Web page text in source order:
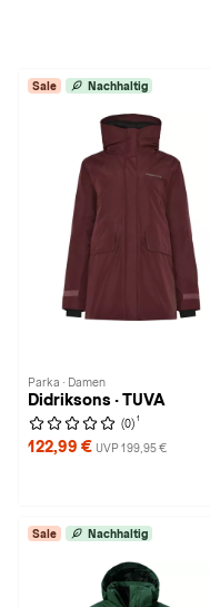
Sale Nachhaltig
Parka · Damen
Didriksons · TUVA
(0) 1
122,99 € UVP 199,95 €
Sale Nachhaltig